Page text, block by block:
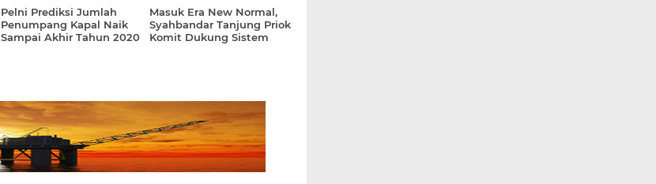
Pelni Prediksi Jumlah
Penumpang Kapal Naik
Sampai Akhir Tahun 2020
Masuk Era New Normal,
Syahbandar Tanjung Priok
Komit Dukung Sistem